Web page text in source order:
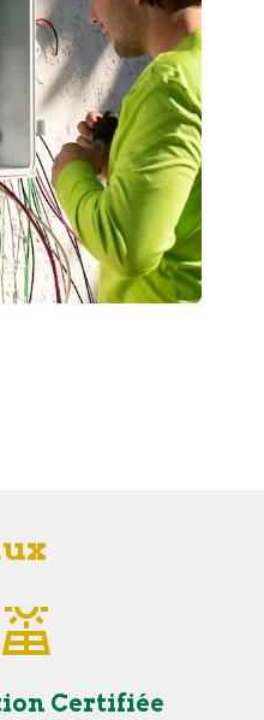
Certifiée